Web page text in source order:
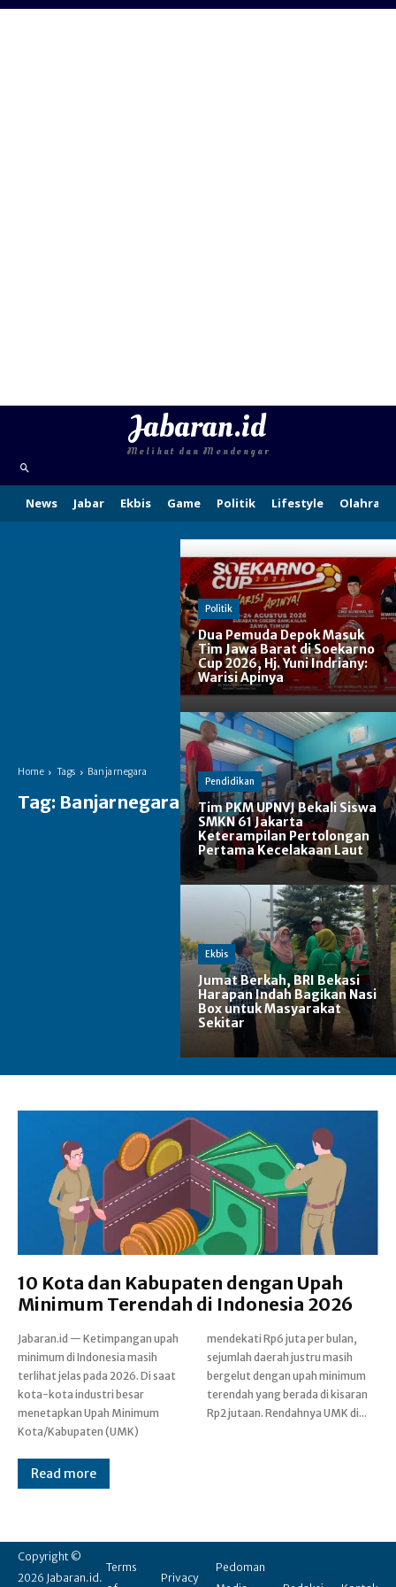
Jabaran.id
Melihat dan Mendengar
News Jabar Ekbis Game Politik Lifestyle Olahraga
Home Tags Banjarnegara
Tag: Banjarnegara
Politik
Dua Pemuda Depok Masuk
Tim Jawa Barat di Soekarno
Cup 2026, Hj. Yuni Indriany:
Warisi Apinya
Pendidikan
Tim PKM UPNVJ Bekali Siswa
SMKN 61 Jakarta
Keterampilan Pertolongan
Pertama Kecelakaan Laut
Ekbis
Jumat Berkah, BRI Bekasi
Harapan Indah Bagikan Nasi
Box untuk Masyarakat
Sekitar
10 Kota dan Kabupaten dengan Upah
Minimum Terendah di Indonesia 2026
Jabaran.id — Ketimpangan upah
minimum di Indonesia masih
terlihat jelas pada 2026. Di saat
kota-kota industri besar
menetapkan Upah Minimum
Kota/Kabupaten (UMK)
mendekati Rp6 juta per bulan,
sejumlah daerah justru masih
bergelut dengan upah minimum
terendah yang berada di kisaran
Rp2 jutaan. Rendahnya UMK di...
Read more
Copyright ©
2026 Jabaran.id.
Terms
Privacy
Pedoman